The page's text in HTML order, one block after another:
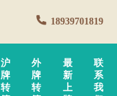
18939701819
沪
牌
转
外
牌
转
最
新
上
联
系
我